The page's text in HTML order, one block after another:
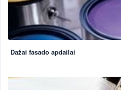
Dažai fasado apdailai